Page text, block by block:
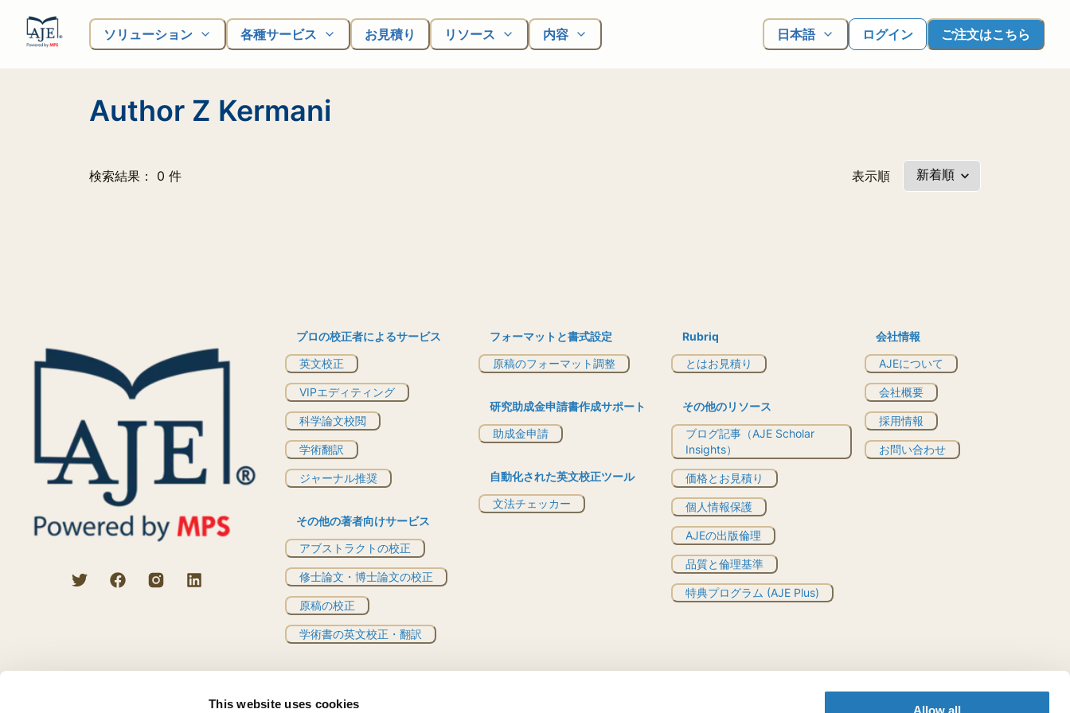
This website uses cookies Allow all
ソリューション 各種サービス お見積り リソース 内容 日本語 ログイン ご注文はこちら
Author Z Kermani
検索結果： 0 件 表示順
プロの校正者によるサービス
英文校正
VIPエディティング
科学論文校閲
学術翻訳
ジャーナル推奨
その他の著者向けサービス
アブストラクトの校正
修士論文・博士論文の校正
原稿の校正
学術書の英文校正・翻訳
フォーマットと書式設定
原稿のフォーマット調整
研究助成金申請書作成サポート
助成金申請
自動化された英文校正ツール
文法チェッカー
Rubriq
とはお見積り
その他のリソース
ブログ記事（AJE Scholar
Insights）
価格とお見積り
個人情報保護
AJEの出版倫理
品質と倫理基準
特典プログラム (AJE Plus)
会社情報
AJEについて
会社概要
採用情報
お問い合わせ